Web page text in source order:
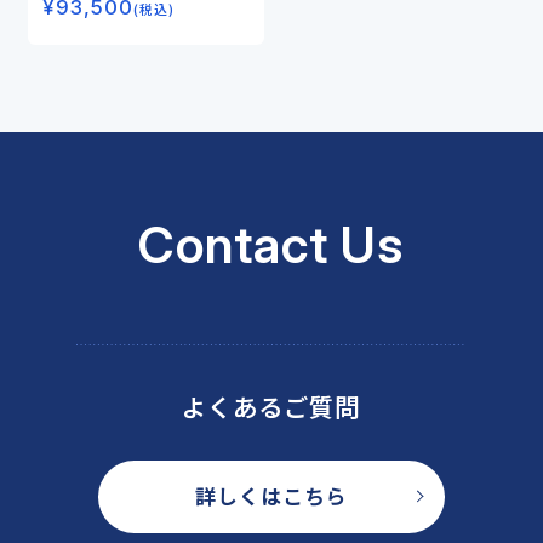
¥93,500(税込)
Contact Us
よくあるご質問
詳しくはこちら